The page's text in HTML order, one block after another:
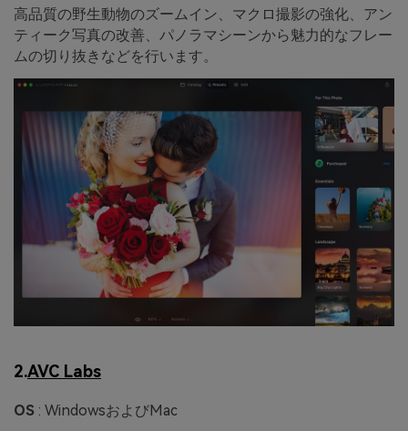
高品質の野生動物のズームイン、マクロ撮影の強化、アン
ティーク写真の改善、パノラマシーンから魅力的なフレー
ムの切り抜きなどを行います。
2.AVC Labs
OS : WindowsおよびMac